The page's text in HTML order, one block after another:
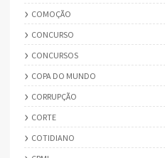
COMOÇÃO
CONCURSO
CONCURSOS
COPA DO MUNDO
CORRUPÇÃO
CORTE
COTIDIANO